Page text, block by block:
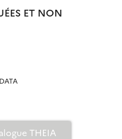
ET NON
THEIA